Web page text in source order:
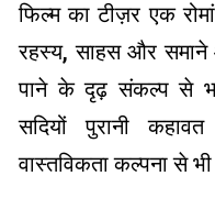
फिल्म का टीज़र एक
रहस्य, साहस और समाने
पाने के दृढ़ संकल्प से
सदियों पुरानी
वास्तविकता कल्पना से भी